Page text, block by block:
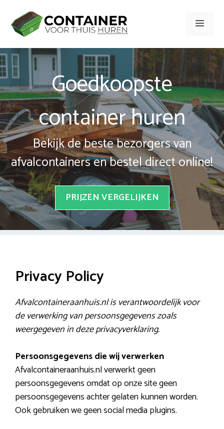
naar
inhoud
Menu
Goedkoopste
container huren
Bekijk de beste bezorgers van
afvalcontainers en bestel direct online!
PRIJZEN VERGELIJKEN
Privacy Policy
Afvalcontaineraanhuis.nl is verantwoordelijk voor
de verwerking van persoonsgegevens zoals
weergegeven in deze privacyverklaring.
Persoonsgegevens die wij verwerken
Afvalcontaineraanhuis.nl verwerkt geen
persoonsgegevens omdat op onze site geen
persoonsgegevens achter gelaten kunnen worden.
Ook gebruiken we geen social media plugins.